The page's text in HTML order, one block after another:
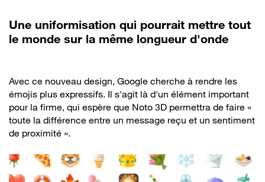
Une uniformisation qui pourrait mettre tout
le monde sur la même longueur d'onde
Avec ce nouveau design, Google cherche à rendre les
émojis plus expressifs. Il s'agit là d'un élément important
pour la firme, qui espère que Noto 3D permettra de faire «
toute la différence entre un message reçu et un sentiment
de proximité ».